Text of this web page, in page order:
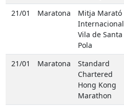
21/01 Maratona
Mitja Marató
Internacional
Vila de Santa
Pola
21/01 Maratona
Standard
Chartered
Hong Kong
Marathon